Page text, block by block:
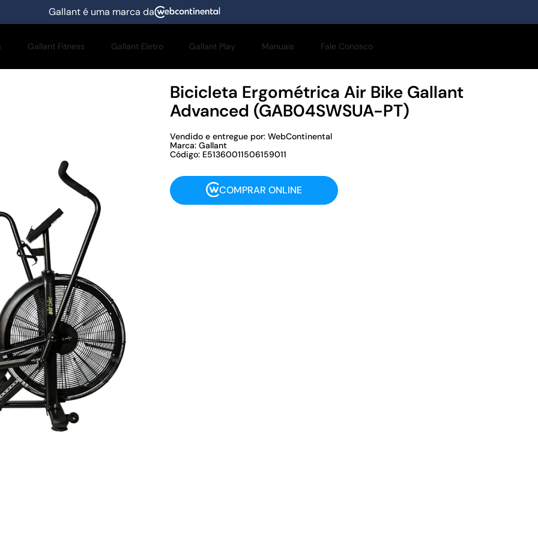
Gallant é uma marca da
Gallant Fitness Gallant Eletro Gallant Play Manuais Fale Conosco
Bicicleta Ergométrica Air Bike Gallant
Advanced (GAB04SWSUA-PT)
Vendido e entregue por: WebContinental
Marca: Gallant
Código: E51360011506159011
COMPRAR ONLINE